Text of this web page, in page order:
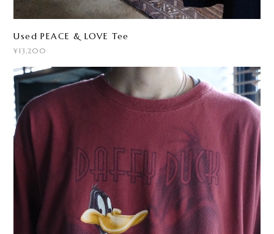
Used PEACE & LOVE Tee
¥13,200